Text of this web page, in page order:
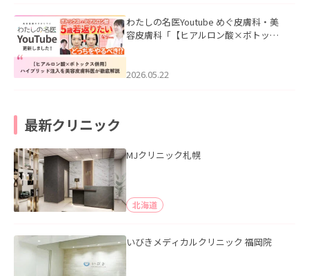
わたしの名医Youtube めぐ皮膚科・美
容皮膚科「【ヒアルロン酸×ボトック
た。
2026.05.22
最新クリニック
MJクリニック札幌
北海道
いびきメディカルクリニック 福岡院